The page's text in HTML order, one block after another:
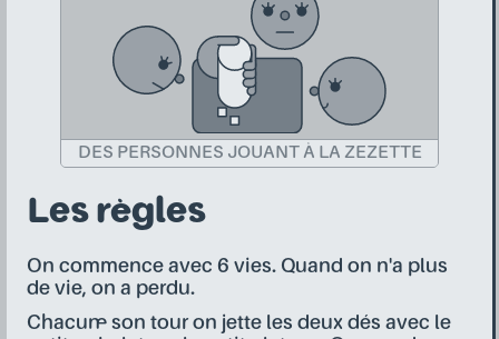
DES PERSONNES JOUANT À LA ZEZETTE
Les règles
On commence avec 6 vies. Quand on n'a plus
de vie, on a perdu.
Chacun·e son tour on jette les deux dés avec le